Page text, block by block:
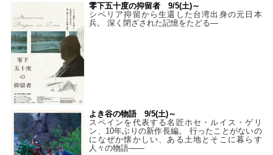
零下五十度の抑留者 9/5(土)～
シベリア抑留から生還した台湾出身の元日本
兵。 深く閉ざされた記憶をたどる—
よき谷の物語 9/5(土)～
スペインを代表する名匠ホセ・ルイス・ゲリ
ン、10年ぶりの新作長編。 行ったことがないの
になぜか懐かしい、ある土地とそこに暮らす
人々の物語――